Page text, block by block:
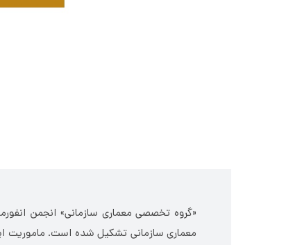
«گروه تخصصی معماری سازمانی» انجمن
معماری سازمانی تشکیل شده است. ماموریت